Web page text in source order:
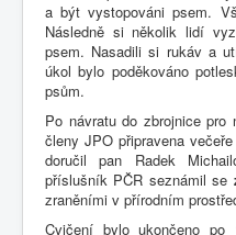
a být vystopováni psem.
Následně si několik lidí
psem. Nasadili si rukáv a
úkol bylo poděkováno
psům.
Po návratu do zbrojnice
členy JPO připravena
doručil pan Radek
příslušník PČR seznámil se
zraněními v přírodním
Cvičení bylo ukončeno po